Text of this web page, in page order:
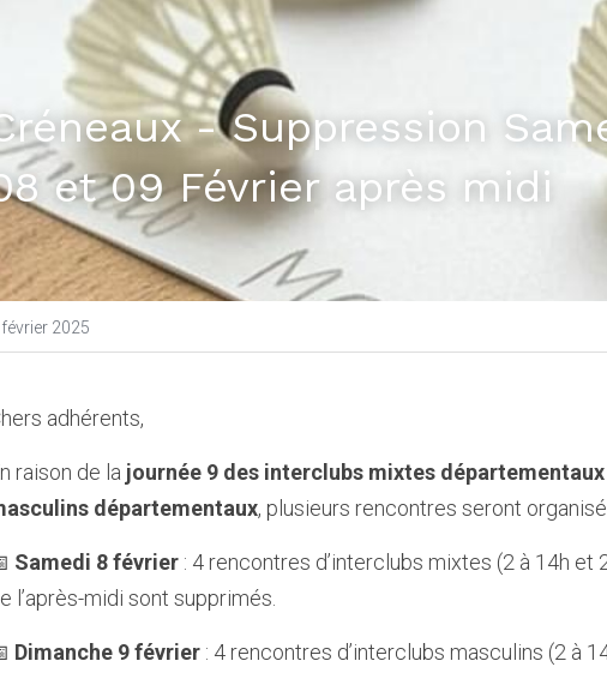
- Suppression
et 09 Février après midi
2025
adhérents,
raison de la journée 9 des interclubs mixtes départementaux
départementaux, plusieurs rencontres seront
Samedi 8 février : 4 rencontres d’interclubs mixtes (2 à 14h
l’après-midi sont supprimés.
Dimanche 9 février : 4 rencontres d’interclubs masculins (2 à